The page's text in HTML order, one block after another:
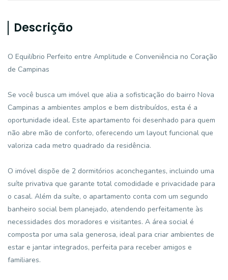
Descrição
O Equilíbrio Perfeito entre Amplitude e Conveniência no Coração
de Campinas
Se você busca um imóvel que alia a sofisticação do bairro Nova
Campinas a ambientes amplos e bem distribuídos, esta é a
oportunidade ideal. Este apartamento foi desenhado para quem
não abre mão de conforto, oferecendo um layout funcional que
valoriza cada metro quadrado da residência.
O imóvel dispõe de 2 dormitórios aconchegantes, incluindo uma
suíte privativa que garante total comodidade e privacidade para
o casal. Além da suíte, o apartamento conta com um segundo
banheiro social bem planejado, atendendo perfeitamente às
necessidades dos moradores e visitantes. A área social é
composta por uma sala generosa, ideal para criar ambientes de
estar e jantar integrados, perfeita para receber amigos e
familiares.